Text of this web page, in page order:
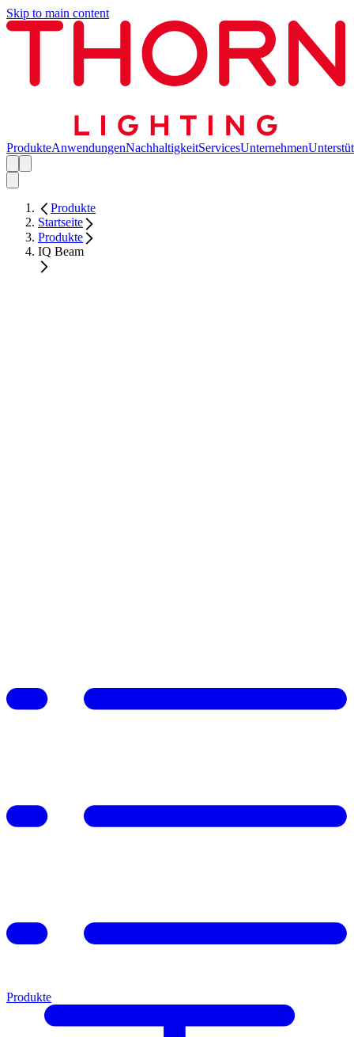
Skip to main content
ProdukteAnwendungenNachhaltigkeitServicesUnternehmen
Produkte
Startseite
Produkte
IQ Beam
Produkte